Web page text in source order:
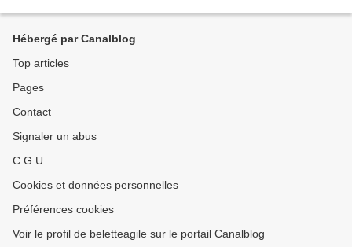
Hébergé par Canalblog
Top articles
Pages
Contact
Signaler un abus
C.G.U.
Cookies et données personnelles
Préférences cookies
Voir le profil de beletteagile sur le portail Canalblog